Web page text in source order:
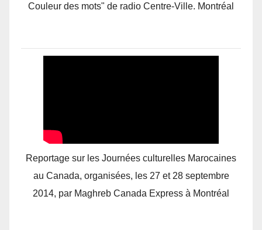
Couleur des mots" de radio Centre-Ville. Montréal
Reportage sur les Journées culturelles Marocaines
au Canada, organisées, les 27 et 28 septembre
2014, par Maghreb Canada Express à Montréal